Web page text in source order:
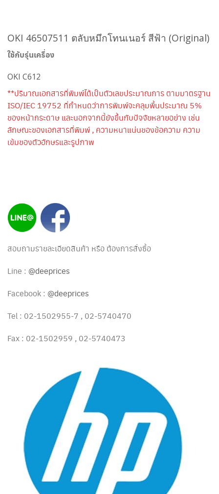
OKI 46507511 ตลับหมึกโทนเนอร์ สีฟ้า (Original)
ใช้กับรุ่นเครื่อง
OKI C612
**ปริมาณเอกสารที่พิมพ์ได้เป็นตัวเลขประมาณการ ตามมาตรฐาน
ISO/IEC 19752 ที่กำหนดว่าการพิมพ์จะคลุมพื้นประมาณ 5%
ของหน้ากระดาษ และนอกจากนี้ยังขึ้นกับปัจจัยหลายอย่าง เช่น
ลักษณะของเอกสารที่พิมพ์ , ความหนาแน่นของข้อความ ความ
เข้มของตัวอักษรและรูปภาพ
สอบถามรายละเอียดสินค้า หรือ ต้องการสั่งซื้อ
Line : @deeprices
Facebook : @deeprices
Tel : 02-1502955-7 , 02-5740470
Fax : 02-1502959 , 02-5740473